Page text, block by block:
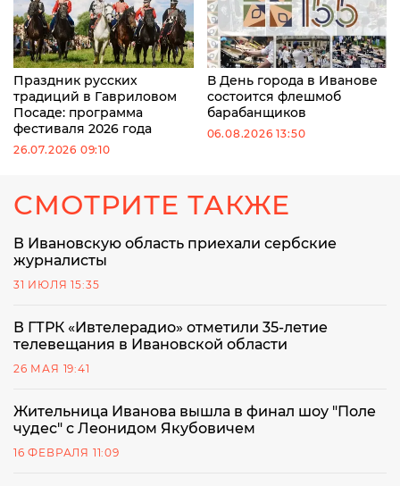
Праздник русских
традиций в Гавриловом
Посаде: программа
фестиваля 2026 года
26.07.2026 09:10
В День города в Иванове
состоится флешмоб
барабанщиков
06.08.2026 13:50
СМОТРИТЕ ТАКЖЕ
В Ивановскую область приехали сербские
журналисты
31 ИЮЛЯ 15:35
В ГТРК «Ивтелерадио» отметили 35-летие
телевещания в Ивановской области
26 МАЯ 19:41
Жительница Иванова вышла в финал шоу "Поле
чудес" с Леонидом Якубовичем
16 ФЕВРАЛЯ 11:09